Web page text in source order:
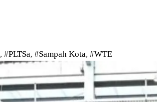
, #PLTSa, #Sampah Kota, #WTE